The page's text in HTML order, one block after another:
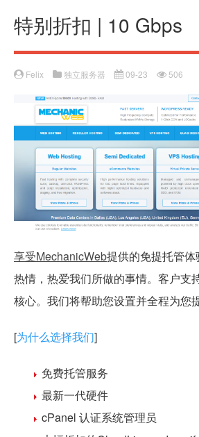
特别折扣 | 10 Gbps
Felix 独立服务器 09-23 506
享受MechanicWeb提供的免提托管
热情，热爱我们所做的事情。客户支
核心。我们将帮助您设置并全程为您
[为什么选择我们]
免费托管服务
最新一代硬件
cPanel 认证系统管理员